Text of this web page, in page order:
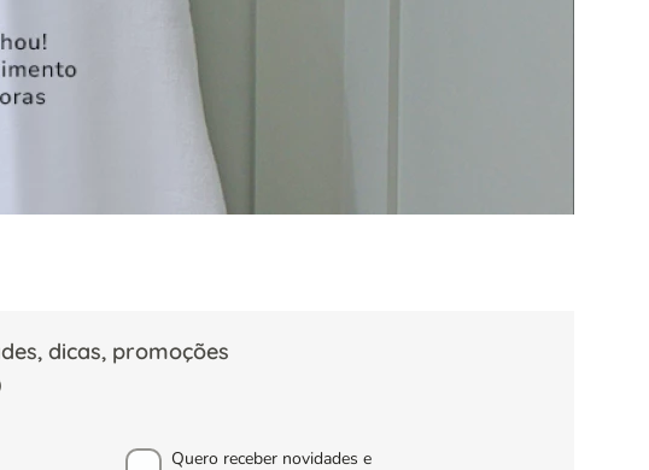
dicas, promoções
Quero receber novidades e